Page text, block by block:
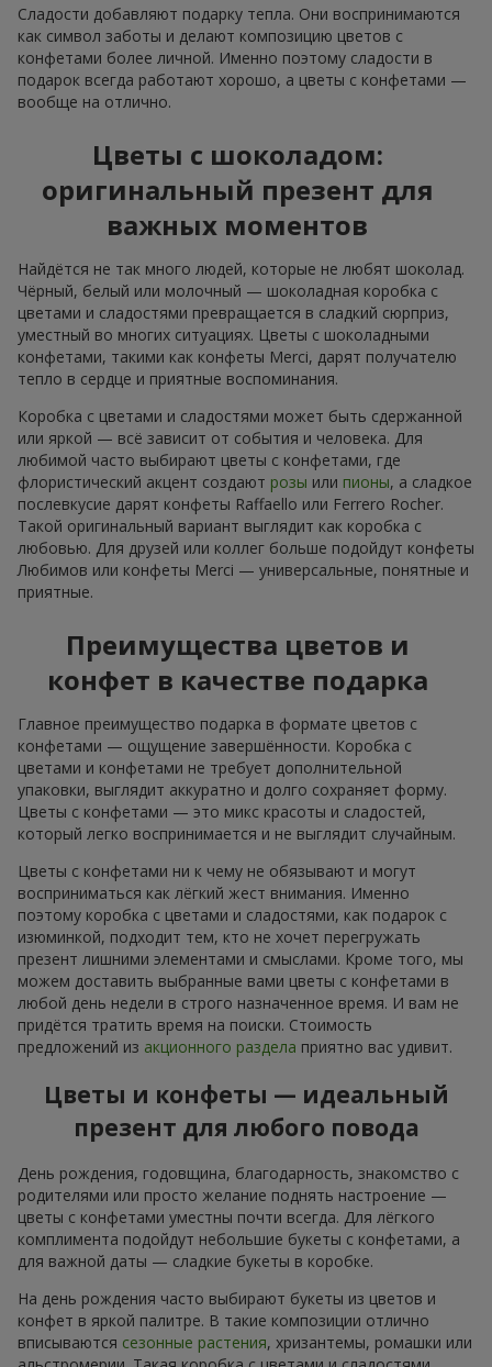
Сладости добавляют подарку тепла. Они воспринимаются
как символ заботы и делают композицию цветов с
конфетами более личной. Именно поэтому сладости в
подарок всегда работают хорошо, а цветы с конфетами —
вообще на отлично.
Цветы с шоколадом:
оригинальный презент для
важных моментов
Найдётся не так много людей, которые не любят шоколад.
Чёрный, белый или молочный — шоколадная коробка с
цветами и сладостями превращается в сладкий сюрприз,
уместный во многих ситуациях. Цветы с шоколадными
конфетами, такими как конфеты Merci, дарят получателю
тепло в сердце и приятные воспоминания.
Коробка с цветами и сладостями может быть сдержанной
или яркой — всё зависит от события и человека. Для
любимой часто выбирают цветы с конфетами, где
флористический акцент создают розы или пионы, а сладкое
послевкусие дарят конфеты Raffaello или Ferrero Rocher.
Такой оригинальный вариант выглядит как коробка с
любовью. Для друзей или коллег больше подойдут конфеты
Любимов или конфеты Merci — универсальные, понятные и
приятные.
Преимущества цветов и
конфет в качестве подарка
Главное преимущество подарка в формате цветов с
конфетами — ощущение завершённости. Коробка с
цветами и конфетами не требует дополнительной
упаковки, выглядит аккуратно и долго сохраняет форму.
Цветы с конфетами — это микс красоты и сладостей,
который легко воспринимается и не выглядит случайным.
Цветы с конфетами ни к чему не обязывают и могут
восприниматься как лёгкий жест внимания. Именно
поэтому коробка с цветами и сладостями, как подарок с
изюминкой, подходит тем, кто не хочет перегружать
презент лишними элементами и смыслами. Кроме того, мы
можем доставить выбранные вами цветы с конфетами в
любой день недели в строго назначенное время. И вам не
придётся тратить время на поиски. Стоимость
предложений из акционного раздела приятно вас удивит.
Цветы и конфеты — идеальный
презент для любого повода
День рождения, годовщина, благодарность, знакомство с
родителями или просто желание поднять настроение —
цветы с конфетами уместны почти всегда. Для лёгкого
комплимента подойдут небольшие букеты с конфетами, а
для важной даты — сладкие букеты в коробке.
На день рождения часто выбирают букеты из цветов и
конфет в яркой палитре. В такие композиции отлично
вписываются сезонные растения, хризантемы, ромашки или